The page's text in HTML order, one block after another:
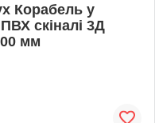
Корабель у
скіналі 3Д
мм